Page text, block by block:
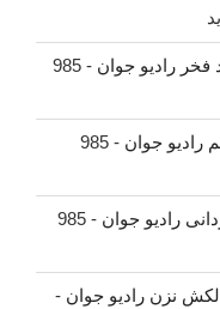
فخر رادیو جوان
- 985
رادیو جوان
- 985
رادیو جوان
- 985
نزن رادیو جوان -